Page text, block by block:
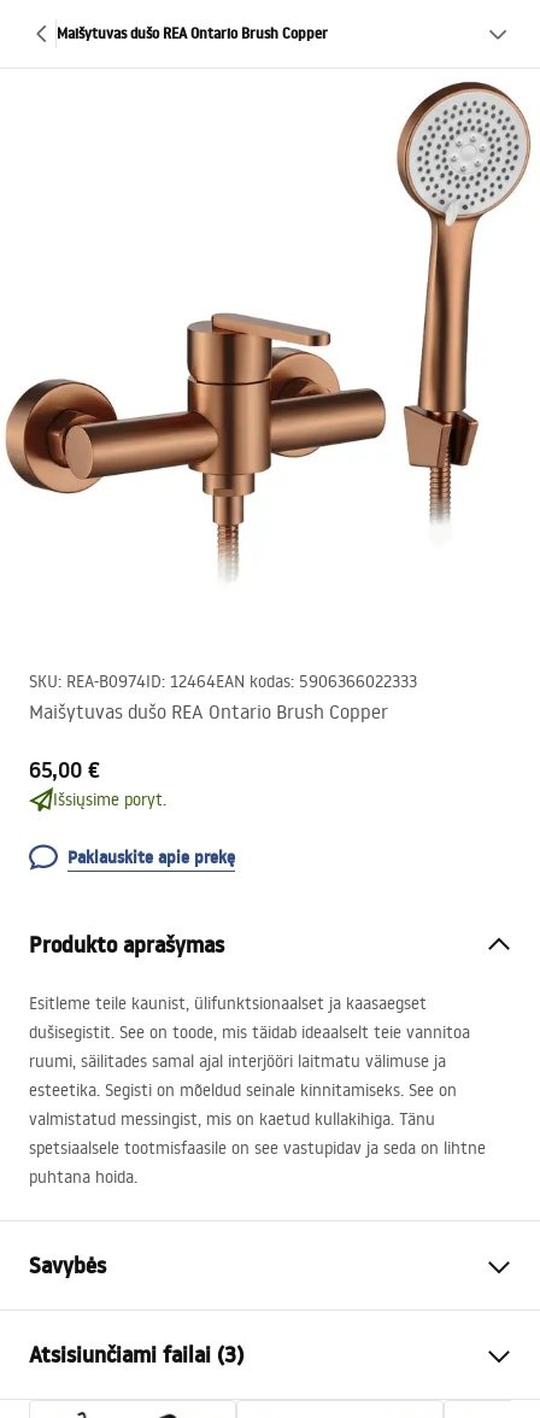
Maišytuvas dušo REA Ontario Brush Copper
SKU: REA-B0974ID: 12464EAN kodas: 5906366022333
Maišytuvas dušo REA Ontario Brush Copper
65,00 €
Išsiųsime poryt.
Paklauskite apie prekę
Produkto aprašymas
Esitleme teile kaunist, ülifunktsionaalset ja kaasaegset
dušisegistit. See on toode, mis täidab ideaalselt teie vannitoa
ruumi, säilitades samal ajal interjööri laitmatu välimuse ja
esteetika. Segisti on mõeldud seinale kinnitamiseks. See on
valmistatud messingist, mis on kaetud kullakihiga. Tänu
spetsiaalsele tootmisfaasile on see vastupidav ja seda on lihtne
puhtana hoida.
Savybės
Montavimo būdas
Spalva
Šlifuotas varis
Atsisiunčiami failai (3)